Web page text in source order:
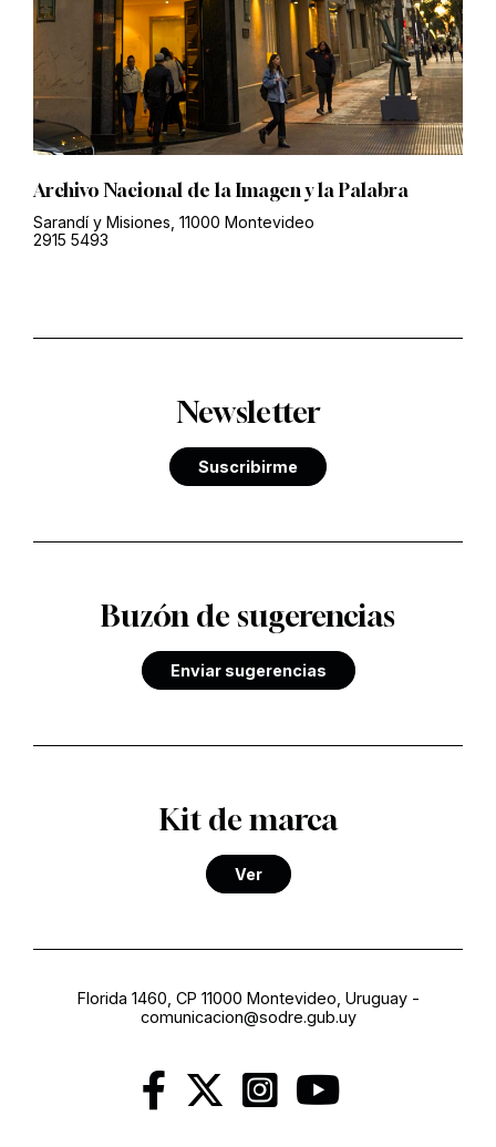
Archivo Nacional de la Imagen y la Palabra
Sarandí y Misiones, 11000 Montevideo
2915 5493
Newsletter
Suscribirme
Buzón de sugerencias
Enviar sugerencias
Kit de marca
Ver
Florida 1460, CP 11000 Montevideo, Uruguay-
comunicacion@sodre.gub.uy